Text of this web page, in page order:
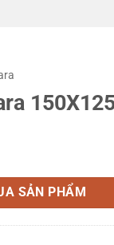
số lượng
SẢN PHẨM